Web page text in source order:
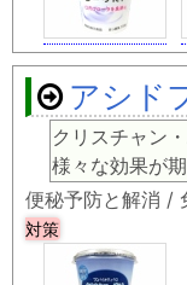
アシド
クリスチャン
様々な効果が期
便秘予防と解消 /
対策